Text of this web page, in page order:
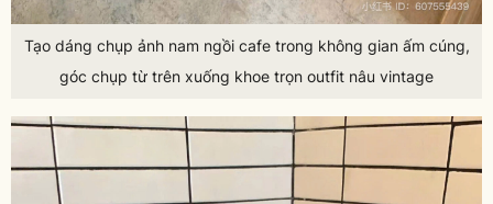
Tạo dáng chụp ảnh nam ngồi cafe trong không gian ấm cúng,
góc chụp từ trên xuống khoe trọn outfit nâu vintage